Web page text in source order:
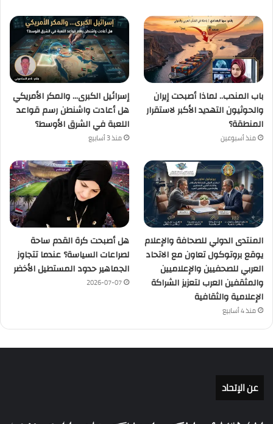
باب المندب.. لماذا أصبحت إيران
والحوثيون التهديد الأكبر لاستقرار
المنطقة؟
منذ أسبوعين
إسرائيل الكبرى… والمكر الأمريكي
هل أعادت واشنطن رسم قواعد
اللعبة في الشرق الأوسط؟
منذ 3 أسابيع
المنتدى الدولي للصحافة والإعلام
يوقع بروتوكول تعاون مع الاتحاد
العربي للصحفيين والإعلاميين
والمثقفين العرب لتعزيز الشراكة
الإعلامية والثقافية
منذ 4 أسابيع
هل أصبحت كرة القدم ساحة
لصراعات السياسة؟ عندما تتجاوز
الجماهير حدود المستطيل الأخضر
2026-07-07
عن الإتحاد